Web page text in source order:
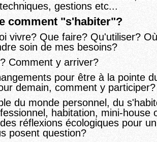
, gestions etc...
comment "s'habiter"?
vivre? Quefaire? Qu'utiliser?
soin de mes besoins?
Comment y arriver?
pour être à la pointe
demain, comment y participer?
du monde personnel, du
habitation, mini-house
des réflexions écologiques pour
posent question?